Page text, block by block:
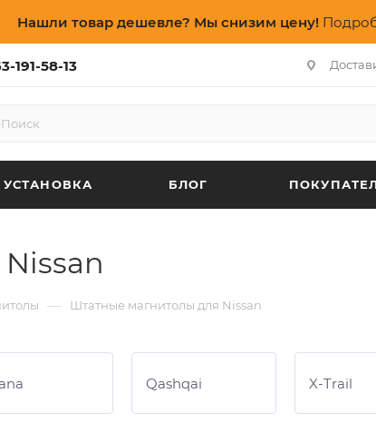
Нашли товар дешевле? Мы снизим цену!
191-58-13
УСТАНОВКА БЛОГ
— Штатные магнитолы для Nissan
Qashqai X-Trail